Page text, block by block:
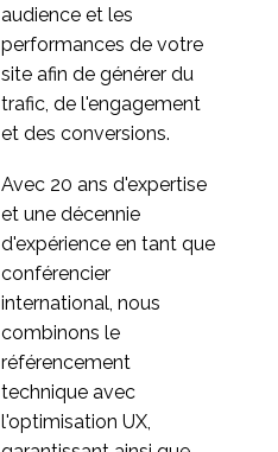
audience et les
performances de votre
site afin de générer du
trafic, de l'engagement
et des conversions.
Avec 20 ans d'expertise
et une décennie
d'expérience en tant que
conférencier
international, nous
combinons le
référencement
technique avec
l'optimisation UX,